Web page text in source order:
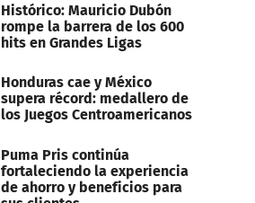
Histórico: Mauricio Dubón
rompe la barrera de los 600
hits en Grandes Ligas
Honduras cae y México
supera récord: medallero de
los Juegos Centroamericanos
Puma Pris continúa
fortaleciendo la experiencia
de ahorro y beneficios para